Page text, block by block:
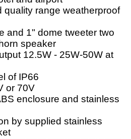
quality range weatherproof
and 1" dome tweeter two
speaker
12.5W - 25W-50W at
of IP66
or 70V
enclosure and stainless
by supplied stainless